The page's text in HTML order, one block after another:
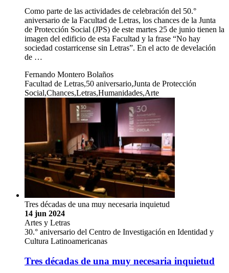
Como parte de las actividades de celebración del 50.°
aniversario de la Facultad de Letras, los chances de la Junta
de Protección Social (JPS) de este martes 25 de junio tienen la
imagen del edificio de esta Facultad y la frase “No hay
sociedad costarricense sin Letras”. En el acto de develación
de …
Fernando Montero Bolaños
Facultad de Letras,50 aniversario,Junta de Protección
Social,Chances,Letras,Humanidades,Arte
Tres décadas de una muy necesaria inquietud
14 jun 2024
Artes y Letras
30.° aniversario del Centro de Investigación en Identidad y
Cultura Latinoamericanas
Tres décadas de una muy necesaria inquietud